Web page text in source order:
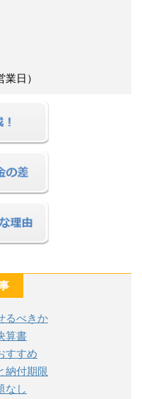
日）
るべきか
算書
すすめ
納付期限
なし